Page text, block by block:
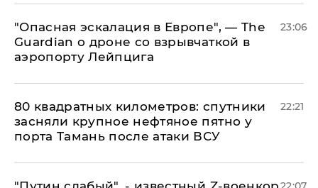
"Опасная эскалация в Европе", — The
Guardian о дроне со взрывчаткой в
аэропорту Лейпцига
23:06
80 квадратных километров: спутники
засняли крупное нефтяное пятно у
порта Тамань после атаки ВСУ
22:21